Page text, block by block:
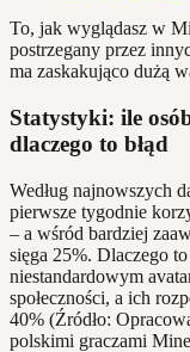
To, jak wyglądasz w
postrzegany przez
ma zaskakująco dużą
Statystyki: ile
dlaczego to błąd
Według najnowszych
pierwsze tygodnie
– a wśród bardziej
sięga 25%. Dlaczego
niestandardowym
społeczności, a ich
40% (Źródło:
polskimi graczami